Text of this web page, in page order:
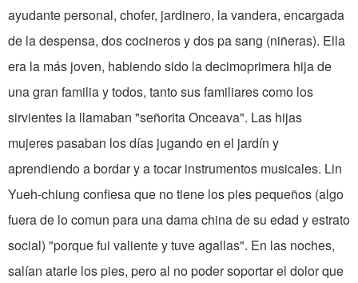
ayudante personal, chofer, jardinero, la­ vandera, encargada
de la despensa, dos cocineros y dos pa sang (niñeras). Ella
era la más joven, habiendo sido la decimoprimera hija de
una gran familia y todos, tanto sus familiares como los
sirvientes la llamaban "señorita Onceava". Las hijas
mujeres pasaban los días jugando en el jardín y
aprendiendo a bordar y a tocar instrumentos musicales. Lin
Yueh-chiung confiesa que no tiene los pies pequeños (algo
fuera de lo comun para una dama china de su edad y estrato
social) "porque fui valiente y tuve agallas". En las noches,
salían atarle los pies, pero al no poder soportar el dolor que